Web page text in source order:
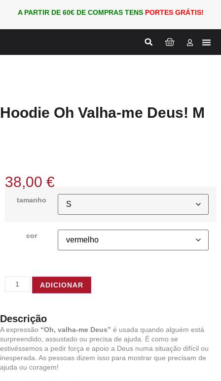
A PARTIR DE 60€ DE COMPRAS TENS PORTES GRÁTIS!
Hoodie Oh Valha-me Deus! M
38,00 €
tamanho
cor
ADICIONAR
Descrição
A expressão “Oh, valha-me Deus” é usada quando alguém está
surpreendido, assustado ou precisa de ajuda. É como se
estivéssemos a pedir força e apoio a Deus numa situação difícil ou
inesperada. As pessoas dizem isso para mostrar que precisam de
ajuda ou coragem!